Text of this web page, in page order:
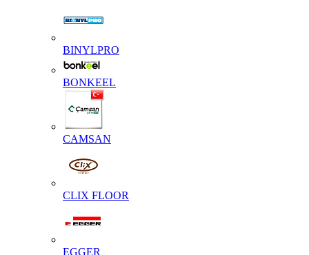
BINYLPRO
BONKEEL
CAMSAN
CLIX FLOOR
EGGER